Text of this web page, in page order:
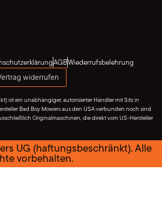
AGBWiederrufsbelehrung
widerrufen
ist ein unabhängiger, autorisierter Händler mit Sitz in
Bad Boy Mowers aus den USA verbunden noch sind
Originalmaschinen, die direkt vom US-Hersteller
UG (haftungsbeschränkt). Alle
vorbehalten.